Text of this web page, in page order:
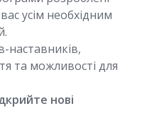
усім необхідним
наставників,
та можливості для
нові